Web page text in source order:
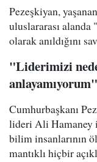
Pezeşkiyan,
uluslararası
olarak anıldığını
"Liderimizi
anlayamıyorum"
Cumhurbaşkanı
lideri Ali Hamaney
bilim insanlarının
mantıklı hiçbir